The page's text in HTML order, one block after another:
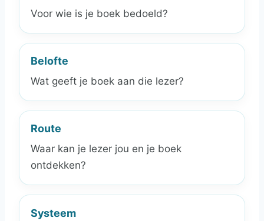
Voor wie is je boek bedoeld?
Belofte
Wat geeft je boek aan die lezer?
Route
Waar kan je lezer jou en je boek
ontdekken?
Systeem